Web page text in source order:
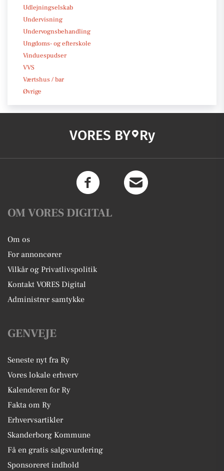
Udlejningselskab
Undervisning
Undervognsbehandling
Ungdoms- og efterskole
Vinduespudser
VVS
Værtshus / bar
Øvrige
VORES BY Ry
OM VORES DIGITAL
Om os
For annoncører
Vilkår og Privatlivspolitik
Kontakt VORES Digital
Administrer samtykke
GENVEJE
Seneste nyt fra Ry
Vores lokale erhverv
Kalenderen for Ry
Fakta om Ry
Erhvervsartikler
Skanderborg Kommune
Få en gratis salgsvurdering
Sponsoreret indhold